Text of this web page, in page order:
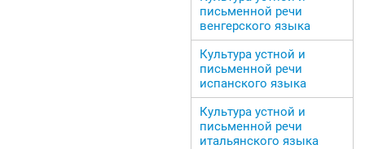
письменной речи
венгерского языка
Культура устной и
письменной речи
испанского языка
Культура устной и
письменной речи
итальянского языка